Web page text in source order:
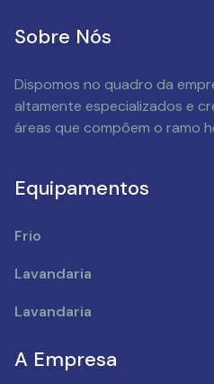
Sobre Nós
Dispomos no quadro da
altamente especializados e
áreas que compõem o ramo
Equipamentos
Frio
Lavandaria
Lavandaria
A Empresa